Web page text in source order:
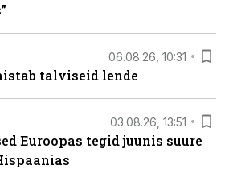
06.08.26, 10:31
talviseid lende
03.08.26, 13:51
Euroopas tegid juunis suure